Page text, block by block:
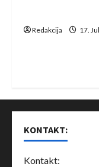
o
Redakcija 17.
KONTAKT:
Kontakt: